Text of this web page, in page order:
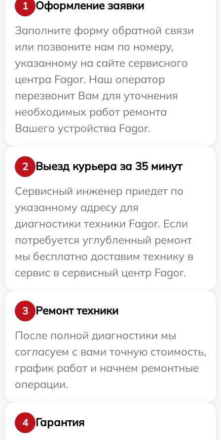
1
Оформление заявки
Заполните форму обратной связи
или позвоните нам по номеру,
указанному на сайте сервисного
центра Fagor. Наш оператор
перезвонит Вам для уточнения
необходимых работ ремонта
Вашего устройства Fagor.
2
Выезд курьера за 35 минут
Сервисный инженер приедет по
указанному адресу для
диагностики техники Fagor. Если
потребуется углубленный ремонт
мы бесплатно доставим технику в
сервис в сервисный центр Fagor.
3
Ремонт техники
После полной диагностики мы
согласуем с вами точную стоимость,
график работ и начнем ремонтные
операции.
4
Гарантия